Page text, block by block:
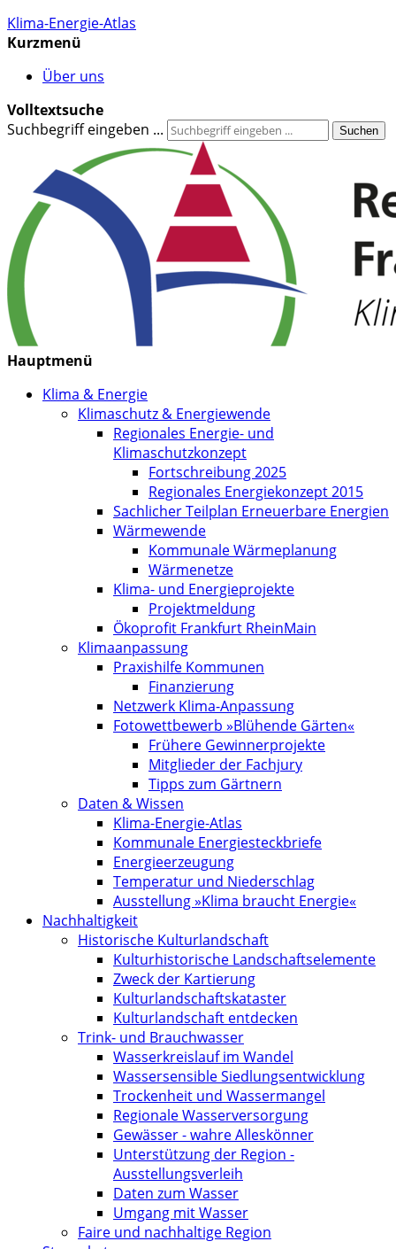
Klima-Energie-Atlas
Kurzmenü
Über uns
Volltextsuche
Suchbegriff eingeben ...
Suchen
Hauptmenü
Klima & Energie
Klimaschutz & Energiewende
Regionales Energie- und
Klimaschutzkonzept
Fortschreibung 2025
Regionales Energiekonzept 2015
Sachlicher Teilplan Erneuerbare Energien
Wärmewende
Kommunale Wärmeplanung
Wärmenetze
Klima- und Energieprojekte
Projektmeldung
Ökoprofit Frankfurt RheinMain
Klimaanpassung
Praxishilfe Kommunen
Finanzierung
Netzwerk Klima-Anpassung
Fotowettbewerb »Blühende Gärten«
Frühere Gewinnerprojekte
Mitglieder der Fachjury
Tipps zum Gärtnern
Daten & Wissen
Klima-Energie-Atlas
Kommunale Energiesteckbriefe
Energieerzeugung
Temperatur und Niederschlag
Ausstellung »Klima braucht Energie«
Nachhaltigkeit
Historische Kulturlandschaft
Kultur­historische Landschafts­elemente
Zweck der Kartierung
Kultur­landschafts­kataster
Kulturlandschaft entdecken
Trink- und Brauchwasser
Wasserkreislauf im Wandel
Wassersensible Siedlungsentwicklung
Trockenheit und Wassermangel
Regionale Wasserversorgung
Gewässer - wahre Alleskönner
Unterstützung der Region -
Ausstellungsverleih
Daten zum Wasser
Umgang mit Wasser
Faire und nachhaltige Region